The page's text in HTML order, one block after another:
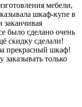
мебели,
шкаф-купе в
заканчивая
было сделано очень
скидку сделали!
прекрасный шкаф!
заказывать только